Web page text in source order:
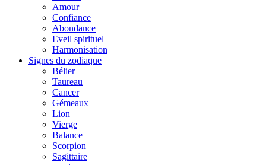
Amour
Confiance
Abondance
Eveil spirituel
Harmonisation
Signes du zodiaque
Bélier
Taureau
Cancer
Gémeaux
Lion
Vierge
Balance
Scorpion
Sagittaire